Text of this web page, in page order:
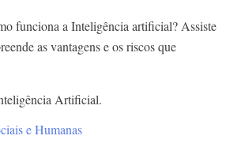
funciona a Inteligência artificial? Assiste
as vantagens e os riscos que
Artificial.
e Humanas